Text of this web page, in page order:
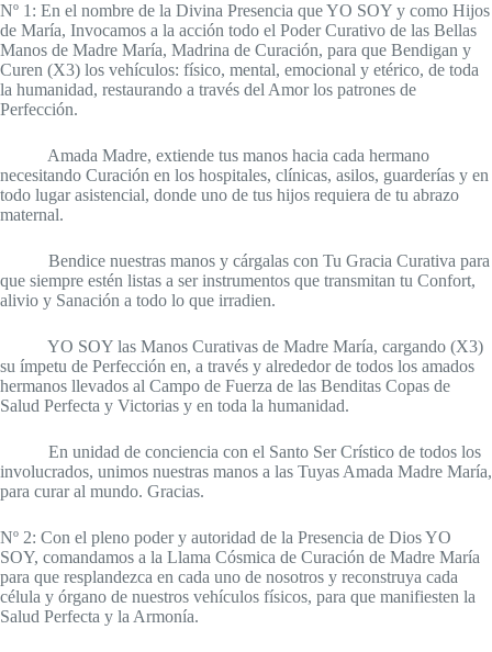
Nº 1: En el nombre de la Divina Presencia que YO SOY y como Hijos
de María, Invocamos a la acción todo el Poder Curativo de las Bellas
Manos de Madre María, Madrina de Curación, para que Bendigan y
Curen (X3) los vehículos: físico, mental, emocional y etérico, de toda
la humanidad, restaurando a través del Amor los patrones de
Perfección.
Amada Madre, extiende tus manos hacia cada hermano
necesitando Curación en los hospitales, clínicas, asilos, guarderías y en
todo lugar asistencial, donde uno de tus hijos requiera de tu abrazo
maternal.
Bendice nuestras manos y cárgalas con Tu Gracia Curativa para
que siempre estén listas a ser instrumentos que transmitan tu Confort,
alivio y Sanación a todo lo que irradien.
YO SOY las Manos Curativas de Madre María, cargando (X3)
su ímpetu de Perfección en, a través y alrededor de todos los amados
hermanos llevados al Campo de Fuerza de las Benditas Copas de
Salud Perfecta y Victorias y en toda la humanidad.
En unidad de conciencia con el Santo Ser Crístico de todos los
involucrados, unimos nuestras manos a las Tuyas Amada Madre María,
para curar al mundo. Gracias.
Nº 2: Con el pleno poder y autoridad de la Presencia de Dios YO
SOY, comandamos a la Llama Cósmica de Curación de Madre María
para que resplandezca en cada uno de nosotros y reconstruya cada
célula y órgano de nuestros vehículos físicos, para que manifiesten la
Salud Perfecta y la Armonía.